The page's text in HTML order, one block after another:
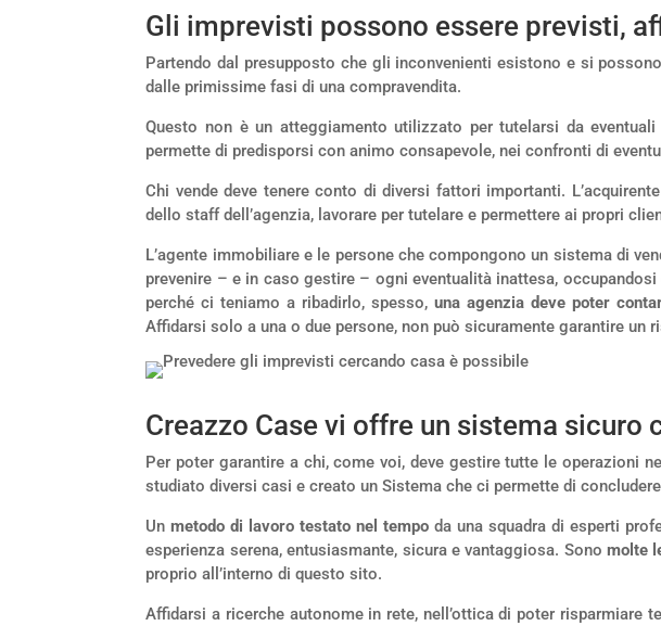
Gli imprevisti possono essere previsti,
Partendo dal presupposto che gli inconvenienti esistono e si
dalle primissime fasi di una compravendita.
Questo non è un atteggiamento utilizzato per tutelarsi da
permette di predisporsi con animo consapevole, nei confronti di
Chi vende deve tenere conto di diversi fattori importanti.
dello staff dell’agenzia, lavorare per tutelare e permettere ai propri
L’agente immobiliare e le persone che compongono un sistema di
prevenire – e in caso gestire – ogni eventualità inattesa,
perché ci teniamo a ribadirlo, spesso, una agenzia deve poter
Affidarsi solo a una o due persone, non può sicuramente garantire un
Creazzo Case vi offre un sistema sicuro
Per poter garantire a chi, come voi, deve gestire tutte le operazioni
studiato diversi casi e creato un Sistema che ci permette di
Unmetodo di lavoro testato nel tempo da una squadra di esperti
esperienza serena, entusiasmante, sicura e vantaggiosa. Sonomolte
proprio all’interno di questo sito.
Affidarsi a ricerche autonome in rete, nell’ottica di poter risparmiare